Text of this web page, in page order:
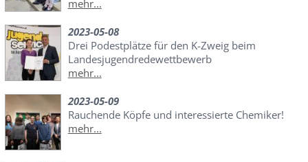
mehr...
2023-05-08
Drei Podestplätze für den K-Zweig beim
Landesjugendredewettbewerb
mehr...
2023-05-09
Rauchende Köpfe und interessierte Chemiker!
mehr...